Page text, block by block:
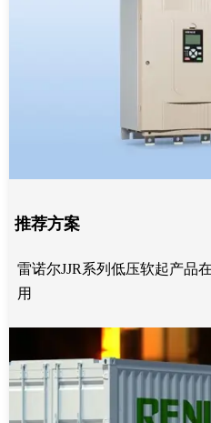
推荐方案
雷诺尔JJR系列低压软起产品
用